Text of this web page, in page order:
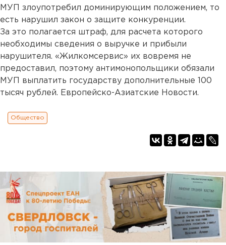
МУП злоупотребил доминирующим положением, то
есть нарушил закон о защите конкуренции.
За это полагается штраф, для расчета которого
необходимы сведения о выручке и прибыли
нарушителя. «Жилкомсервис» их вовремя не
предоставил, поэтому антимонопольщики обязали
МУП выплатить государству дополнительные 100
тысяч рублей. Европейско-Азиатские Новости.
Общество